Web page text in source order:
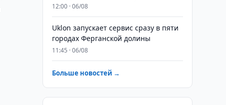
12:00 · 06/08
Uklon запускает сервис сразу в пяти
городах Ферганской долины
11:45 · 06/08
Больше новостей →